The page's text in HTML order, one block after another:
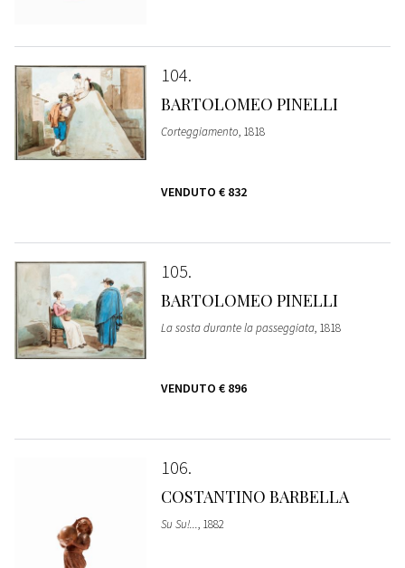
104
BARTOLOMEO PINELLI
Corteggiamento, 1818
VENDUTO € 832
105
BARTOLOMEO PINELLI
La sosta durante la passeggiata, 1818
VENDUTO € 896
106
COSTANTINO BARBELLA
Su Su!..., 1882